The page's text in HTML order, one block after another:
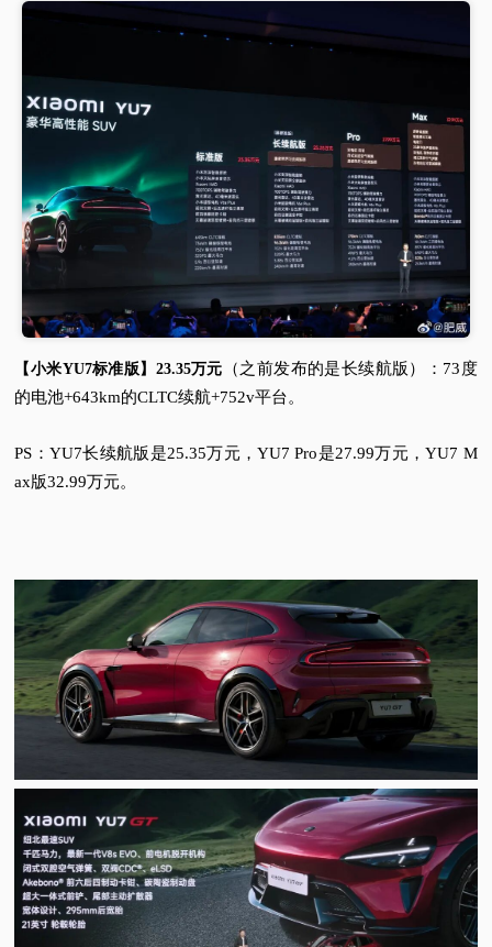
【小米YU7标准版】23.35万元 （之前发布的是长续航版）：73度
的电池+643km的CLTC续航+752v平台。
PS：YU7长续航版是25.35万元，YU7 Pro是27.99万元，YU7 M
ax版32.99万元。